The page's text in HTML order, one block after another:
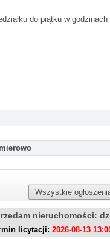
do piątku w
Wszystkie
nieruchomości:
licytacji: 2026-08-13